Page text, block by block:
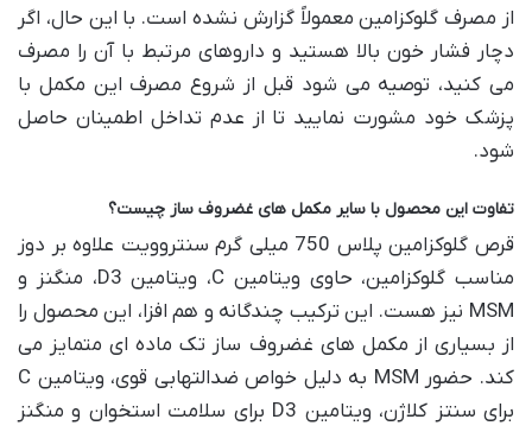
از مصرف گلوکزامین معمولاً گزارش نشده است. با این حال، اگر
دچار فشار خون بالا هستید و داروهای مرتبط با آن را مصرف
می کنید، توصیه می شود قبل از شروع مصرف این مکمل با
پزشک خود مشورت نمایید تا از عدم تداخل اطمینان حاصل
شود.
تفاوت این محصول با سایر مکمل های غضروف ساز چیست؟
قرص گلوکزامین پلاس 750 میلی گرم سنتروویت علاوه بر دوز
مناسب گلوکزامین، حاوی ویتامین C، ویتامین D3، منگنز و
MSM نیز هست. این ترکیب چندگانه و هم افزا، این محصول را
از بسیاری از مکمل های غضروف ساز تک ماده ای متمایز می
کند. حضور MSM به دلیل خواص ضدالتهابی قوی، ویتامین C
برای سنتز کلاژن، ویتامین D3 برای سلامت استخوان و منگنز